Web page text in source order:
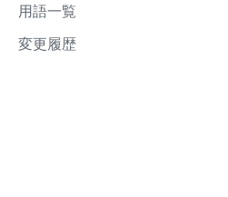
用語一覧
変更履歴